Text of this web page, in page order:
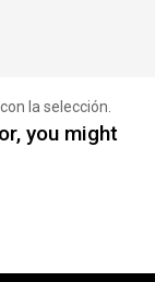
la selección.
you might